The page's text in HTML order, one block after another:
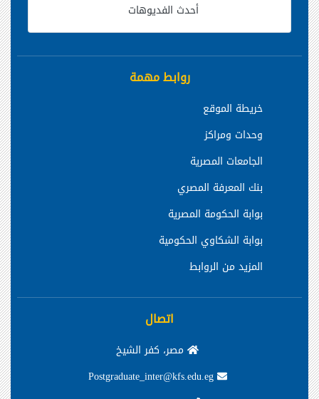
أحدث الفديوهات
روابط مهمة
خريطة الموقع
وحدات ومراكز
الجامعات المصرية
بنك المعرفة المصري
بوابة الحكومة المصرية
بوابة الشكاوي الحكومية
المزيد من الروابط
اتصال
مصر، كفر الشيخ
Postgraduate_inter@kfs.edu.eg